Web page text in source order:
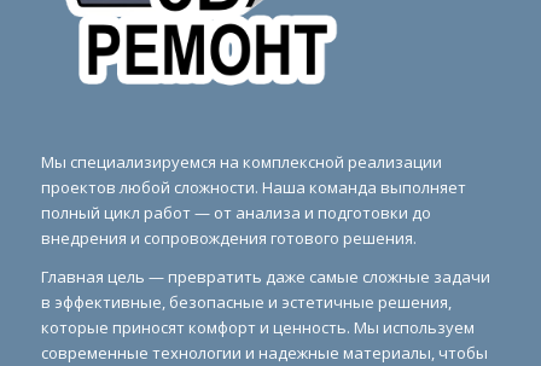
Мы специализируемся на комплексной реализации
проектов любой сложности. Наша команда выполняет
полный цикл работ — от анализа и подготовки до
внедрения и сопровождения готового решения.
Главная цель — превратить даже самые сложные задачи
в эффективные, безопасные и эстетичные решения,
которые приносят комфорт и ценность. Мы используем
современные технологии и надежные материалы, чтобы